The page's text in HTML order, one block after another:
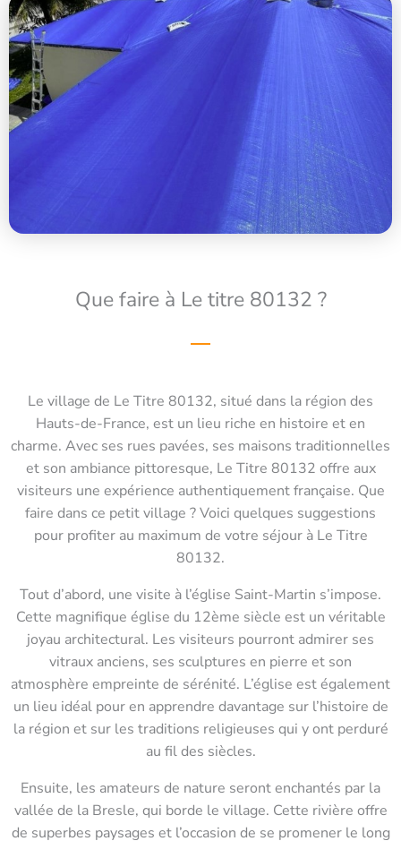
Que faire à Le titre 80132 ?
Le village de Le Titre 80132, situé dans la région des
Hauts-de-France, est un lieu riche en histoire et en
charme. Avec ses rues pavées, ses maisons traditionnelles
et son ambiance pittoresque, Le Titre 80132 offre aux
visiteurs une expérience authentiquement française. Que
faire dans ce petit village ? Voici quelques suggestions
pour profiter au maximum de votre séjour à Le Titre
80132.
Tout d’abord, une visite à l’église Saint-Martin s’impose.
Cette magnifique église du 12ème siècle est un véritable
joyau architectural. Les visiteurs pourront admirer ses
vitraux anciens, ses sculptures en pierre et son
atmosphère empreinte de sérénité. L’église est également
un lieu idéal pour en apprendre davantage sur l’histoire de
la région et sur les traditions religieuses qui y ont perduré
au fil des siècles.
Ensuite, les amateurs de nature seront enchantés par la
vallée de la Bresle, qui borde le village. Cette rivière offre
de superbes paysages et l’occasion de se promener le long